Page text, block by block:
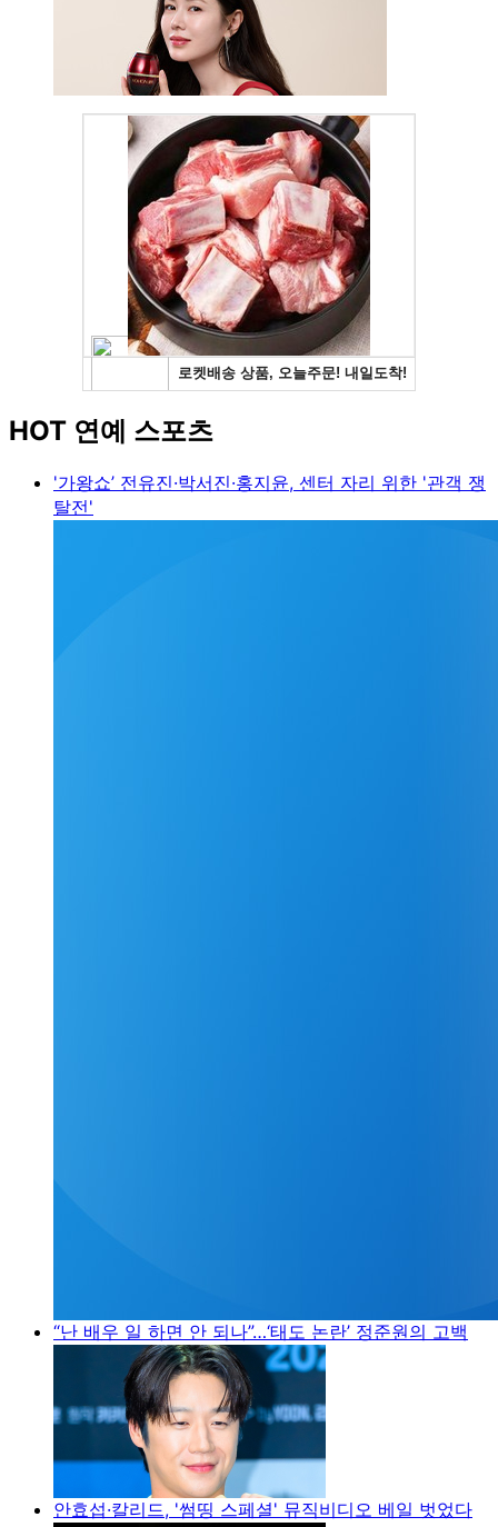
HOT 연예 스포츠
'가왕쇼’ 전유진·박서진·홍지윤, 센터 자리 위한 '관객 쟁
탈전'
“난 배우 일 하면 안 되나”…‘태도 논란’ 정준원의 고백
안효섭·칼리드, '썸띵 스페셜' 뮤직비디오 베일 벗었다